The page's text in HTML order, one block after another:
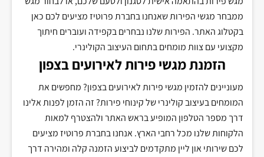
ממבחר מגשי הפירות שאנחנו בחברת פרוטיז מציעים לכם כאן
בקטלוג האתר. הפירות שלנו נבחרים בקפידה ועוברים חיתוך
מקצועי עם צוות מומחים בתחום העיצוב הקולינרי.
הזמנת מגשי פירות לאירועים בצפון
מעוניינים להזמין מגשי פירות לאירועים בצפון? מחפשים את
המומחים בעיצוב קולינרי של קינוחי פירות? זה הזמן לפנות אלינו
דרך מספר הטלפון המופיע בראש האתר ולהצטרף למאות
הלקוחות שלנו מכל רחבי הארץ. אנחנו בחברת פרוטיז מציעים
לכם שירותי און ליין מתקדמים לביצוע הזמנה קלה ומהירה דרך